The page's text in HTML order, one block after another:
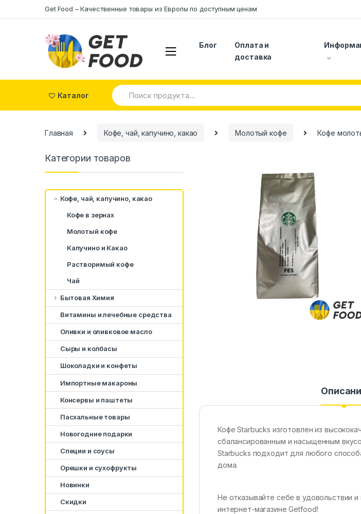
Skip to navigation
Skip to contentGet Food – Качественные товары из Eвропы по доступным ценам
Блог
Оплата и
доставка
Каталог
S
e
h
r
:
Главная Кофе, чай, капучино, какао Молотый кофе Кофе
Кофе Starbucks изготовлен из
сбалансированным и насыщенным
Starbucks подходит для любого
дома.
Не отказывайте себе в удовольствии
интернет-магазине Getfood!
Категории товаров
Кофе, чай, капучино, какао
Кофе в зернах
Молотый кофе
Капучино и Какао
Растворимый кофе
Чай
Бытовая Химия
Витамины и лечебные средства
Оливки и оливковое масло
Сыры и колбасы
Шоколадки и конфеты
Импортные макароны
Консервы и паштеты
Пасхальные товары
Новогодние подарки
Специи и соусы
Орешки и сухофрукты
Новинки
Скидки